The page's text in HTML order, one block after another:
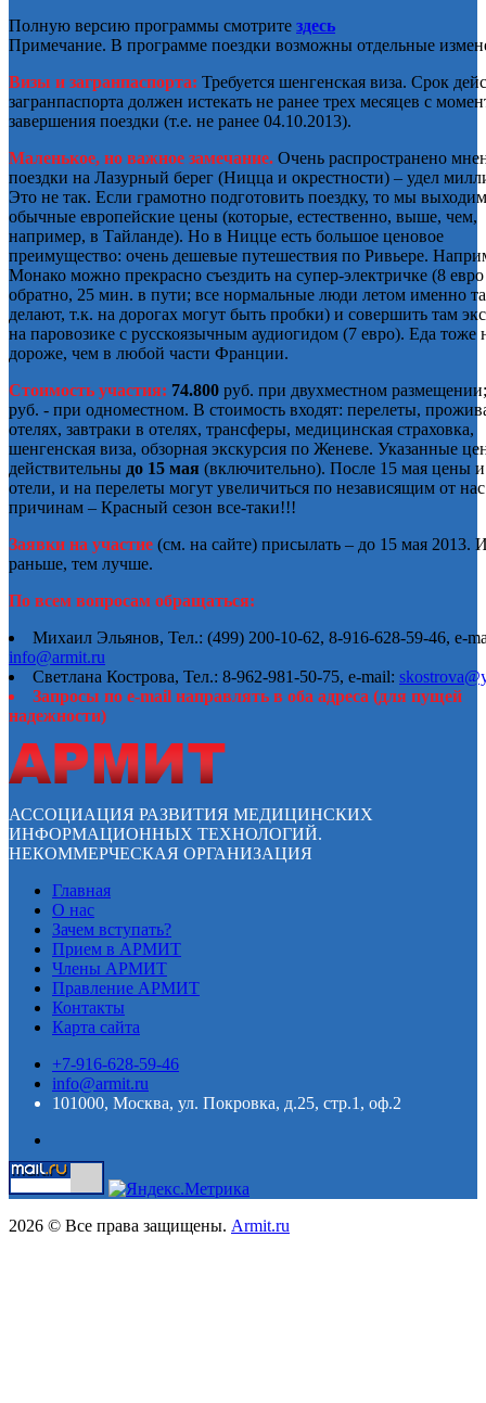
Полную версию программы смотрите здесь
Примечание. В программе поездки возможны отдельные
Визы и загранпаспорта: Требуется шенгенская виза. Срок
загранпаспорта должен истекать не ранее трех месяцев с
завершения поездки (т.е. не ранее 04.10.2013).
Маленькое, но важное замечание. Очень распространено
поездки на Лазурный берег (Ницца и окрестности) – удел
Это не так. Если грамотно подготовить поездку, то мы
обычные европейские цены (которые, естественно, выше, чем,
например, в Тайланде). Но в Ницце есть большое ценовое
преимущество: очень дешевые путешествия по Ривьере.
Монако можно прекрасно съездить на супер-электричке (8 евро
обратно, 25 мин. в пути; все нормальные люди летом именно
делают, т.к. на дорогах могут быть пробки) и совершить там
на паровозике с русскоязычным аудиогидом (7 евро). Еда тоже
дороже, чем в любой части Франции.
Стоимость участия: 74.800 руб. при двухместном
руб. - при одноместном. В стоимость входят: перелеты,
отелях, завтраки в отелях, трансферы, медицинская страховка,
шенгенская виза, обзорная экскурсия по Женеве. Указанные
действительны до 15 мая (включительно). После 15 мая цены
отели, и на перелеты могут увеличиться по независящим от нас
причинам – Красный сезон все-таки!!!
Заявки на участие (см. на сайте) присылать – до 15 мая 2013.
раньше, тем лучше.
По всем вопросам обращаться:
Михаил Эльянов, Тел.: (499) 200-10-62, 8-916-628-59-46, e-
info@armit.ru
Светлана Кострова, Тел.: 8-962-981-50-75, e-mail:
Запросы по e-mail направлять в оба адреса (для пущей
надежности)
АССОЦИАЦИЯ РАЗВИТИЯ МЕДИЦИНСКИХ
ИНФОРМАЦИОННЫХ ТЕХНОЛОГИЙ.
НЕКОММЕРЧЕСКАЯ ОРГАНИЗАЦИЯ
Главная
О нас
Зачем вступать?
Прием в АРМИТ
Члены АРМИТ
Правление АРМИТ
Контакты
Карта сайта
+7-916-628-59-46
info@armit.ru
101000, Москва, ул. Покровка, д.25, стр.1, оф.2
2026 © Все права защищены. Armit.ru